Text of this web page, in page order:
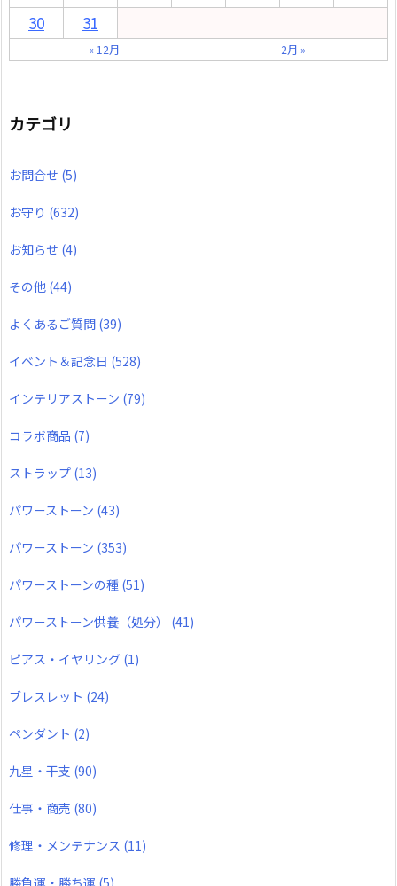
30
31
« 12月 2月 »
カテゴリ
お問合せ (5)
お守り (632)
お知らせ (4)
その他 (44)
よくあるご質問 (39)
イベント＆記念日 (528)
インテリアストーン (79)
コラボ商品 (7)
ストラップ (13)
パワーストーン (43)
パワーストーン (353)
パワーストーンの種 (51)
パワーストーン供養（処分） (41)
ピアス・イヤリング (1)
ブレスレット (24)
ペンダント (2)
九星・干支 (90)
仕事・商売 (80)
修理・メンテナンス (11)